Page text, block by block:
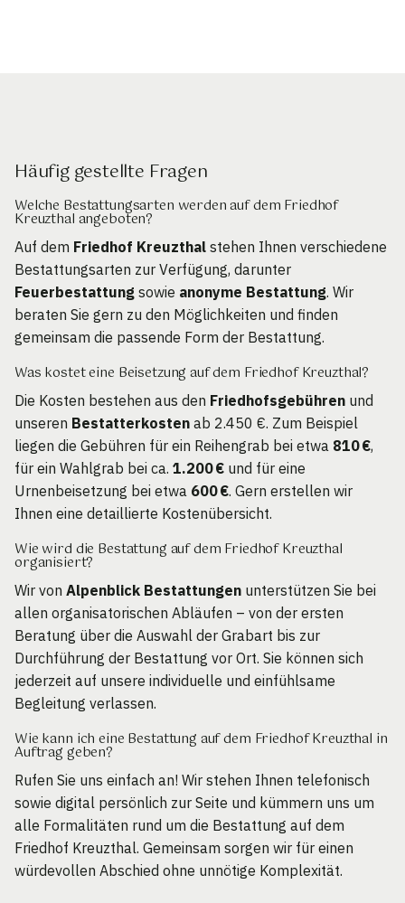
Häufig gestellte Fragen
Welche Bestattungsarten werden auf dem Friedhof
Kreuzthal angeboten?
Auf dem Friedhof Kreuzthal stehen Ihnen verschiedene
Bestattungsarten zur Verfügung, darunter
Feuerbestattung sowie anonyme Bestattung. Wir
beraten Sie gern zu den Möglichkeiten und finden
gemeinsam die passende Form der Bestattung.
Was kostet eine Beisetzung auf dem Friedhof Kreuzthal?
Die Kosten bestehen aus den Friedhofsgebühren und
unseren Bestatterkosten ab 2.450 €. Zum Beispiel
liegen die Gebühren für ein Reihengrab bei etwa 810 €,
für ein Wahlgrab bei ca. 1.200 € und für eine
Urnenbeisetzung bei etwa 600 €. Gern erstellen wir
Ihnen eine detaillierte Kostenübersicht.
Wie wird die Bestattung auf dem Friedhof Kreuzthal
organisiert?
Wir von Alpenblick Bestattungen unterstützen Sie bei
allen organisatorischen Abläufen – von der ersten
Beratung über die Auswahl der Grabart bis zur
Durchführung der Bestattung vor Ort. Sie können sich
jederzeit auf unsere individuelle und einfühlsame
Begleitung verlassen.
Wie kann ich eine Bestattung auf dem Friedhof Kreuzthal in
Auftrag geben?
Rufen Sie uns einfach an! Wir stehen Ihnen telefonisch
sowie digital persönlich zur Seite und kümmern uns um
alle Formalitäten rund um die Bestattung auf dem
Friedhof Kreuzthal. Gemeinsam sorgen wir für einen
würdevollen Abschied ohne unnötige Komplexität.